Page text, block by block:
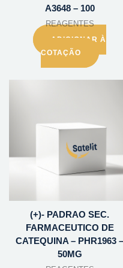
A3648 – 100
REAGENTES
ADICIONAR À
COTAÇÃO
(+)- PADRAO SEC.
FARMACEUTICO DE
CATEQUINA – PHR1963 –
50MG